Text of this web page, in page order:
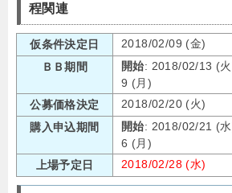
程関連
仮条件決定日
2018/02/09 (金)
ＢＢ期間
開始: 2018/02/13 (
9 (月)
公募価格決定
2018/02/20 (火)
購入申込期間
開始: 2018/02/21 (
6 (月)
上場予定日
2018/02/28 (水)